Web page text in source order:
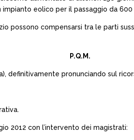
eolico per il passaggio da 600
possono compensarsi tra le parti
P.Q.M.
definitivamente pronunciando sul
2012 con l’intervento dei magistrati: